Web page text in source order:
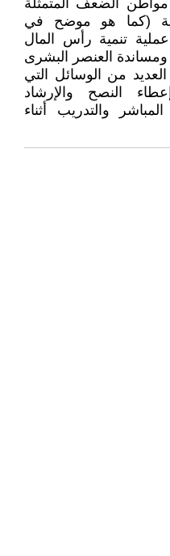
الضعف المتمثلة
(كما هو موضح في
تنمية رأس المال
العنصر البشرى
من الوسائل التي
النصح والإرشاد
والتدريب أثناء